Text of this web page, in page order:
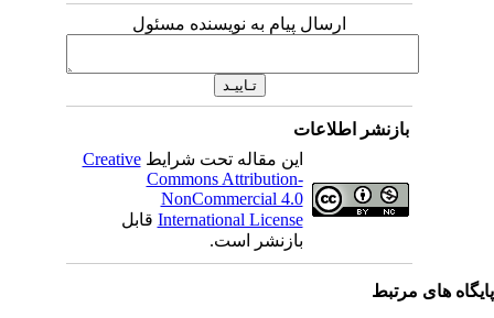
ارسال پیام به نویسنده مسئول
بازنشر اطلاعات
این مقاله تحت شرایطCreative
Commons Attribution-
NonCommercial 4.0
International Licenseقابل
بازنشر است.
های مرتبط